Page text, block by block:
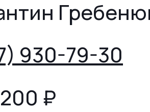
930-79-30
₽